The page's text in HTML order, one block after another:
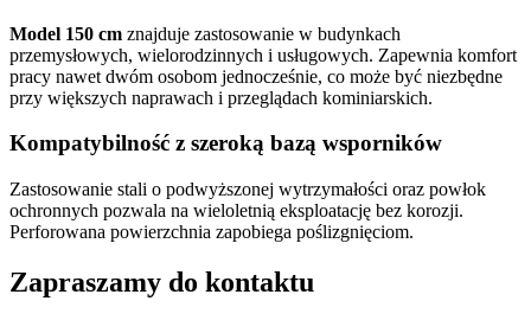
Model 150 cm znajduje zastosowanie w budynkach
przemysłowych, wielorodzinnych i usługowych. Zapewnia komfort
pracy nawet dwóm osobom jednocześnie, co może być niezbędne
przy większych naprawach i przeglądach kominiarskich.
Kompatybilność z szeroką bazą wsporników
Zastosowanie stali o podwyższonej wytrzymałości oraz powłok
ochronnych pozwala na wieloletnią eksploatację bez korozji.
Perforowana powierzchnia zapobiega poślizgnięciom.
Zapraszamy do kontaktu